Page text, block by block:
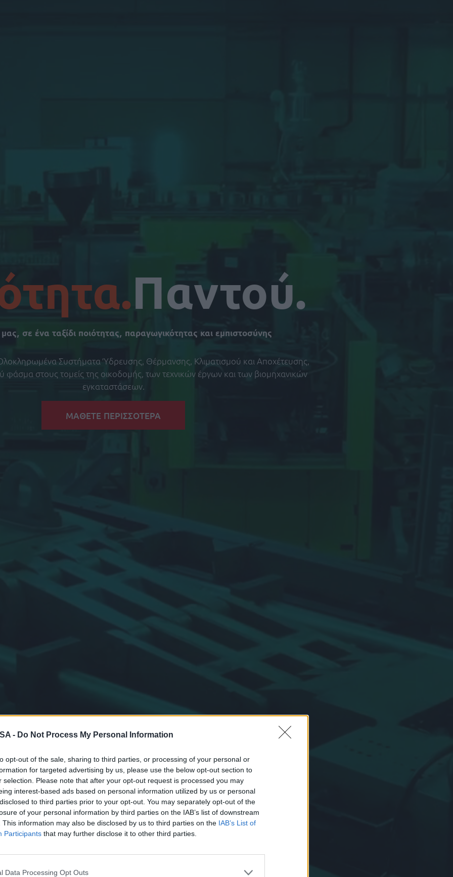
- Do Not Process My Personal Information
opt-out of the sale, sharing to third parties, or processing of your personal or
for targeted advertising by us, please use the below opt-out section to
selection. Please note that after your opt-out request is processed you may
interest-based ads based on personal information utilized by us or personal
to third parties prior to your opt-out. You may separately opt-out of the
of your personal information by third parties on the IAB’s list of downstream
This information may also be disclosed by us to third parties on the IAB’s List of
Participants that may further disclose it to other third parties.
Data Processing Opt Outs
Παντού.
σε ένα ταξίδι ποιότητας, παραγωγικότητας και εμπιστοσύνης
Συστήματα Ύδρευσης, Θέρμανσης, Κλιματισμού και Αποχέτευσης,
φάσμα στους τομείς της οικοδομής, των τεχνικών έργων και των βιομηχανικών
εγκαταστάσεων.
ΜΑΘΕΤΕ ΠΕΡΙΣΣΟΤΕΡΑ